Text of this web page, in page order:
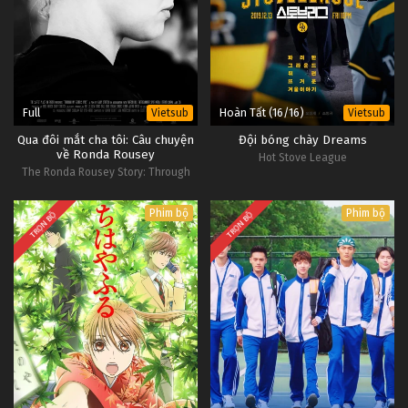
Slam Dunk Tập 65
Tập 65
Slam Dunk Tập 64
Tập 64
Slam Dunk Tập 63
Tập 63
Slam Dunk Tập 62
Tập 62
Slam Dunk Tập 61
Tập 61
Slam Dunk Tập 60
Tập 60
Full Vietsub
Qua đôi mắt cha tôi: Câu chuyện
về Ronda Rousey
The Ronda Rousey Story: Through
Hoàn Tất (16/16) Vietsub
Đội bóng chày Dreams
Hot Stove League
TRỌN BỘ Phim bộ TRỌN BỘ Phim bộ